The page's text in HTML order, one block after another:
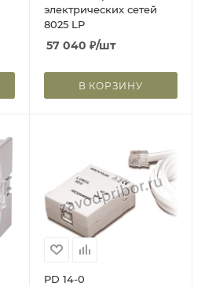
электрических сетей
8025 LP
57 040 ₽/шт
В КОРЗИНУ
PD 14-0